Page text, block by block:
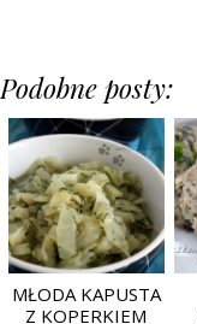
Podobne posty:
MŁODA KAPUSTA
Z KOPERKIEM